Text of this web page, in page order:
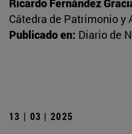
Ricardo Fernández
Cátedra de Patrimonio y
Publicado en: Diario de
13 | 03 | 2025